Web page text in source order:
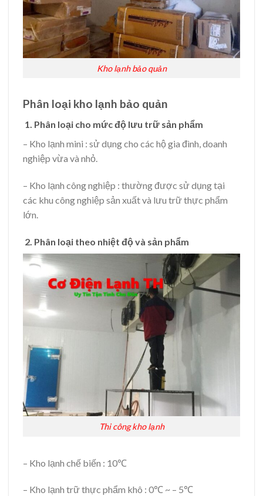
Kho lạnh bảo quản
Phân loại kho lạnh bảo quản
1. Phân loại cho mức độ lưu trữ sản phẩm
– Kho lạnh mini : sử dụng cho các hộ gia đình, doanh
nghiệp vừa và nhỏ.
– Kho lạnh công nghiệp : thường được sử dụng tại
các khu công nghiệp sản xuất và lưu trữ thực phẩm
lớn.
2. Phân loại theo nhiệt độ và sản phẩm
Thi công kho lạnh
– Kho lạnh chế biến : 10℃
– Kho lạnh trữ thực phẩm khô : 0℃ ~ – 5℃